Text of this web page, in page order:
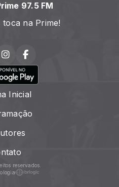
97.5 FM
na Prime!
Inicial
reservados.